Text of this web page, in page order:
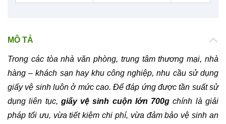
MÔ TẢ
Trong các tòa nhà văn phòng, trung tâm thương mại, nhà
hàng – khách sạn hay khu công nghiệp, nhu cầu sử dụng
giấy vệ sinh luôn ở mức cao. Để đáp ứng được tần suất sử
dụng liên tục, giấy vệ sinh cuộn lớn 700g chính là giải
pháp tối ưu, vừa tiết kiệm chi phí, vừa đảm bảo vệ sinh an